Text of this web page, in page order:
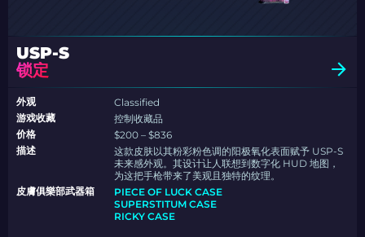
USP-S
锁定
外观
Classified
游戏收藏
控制收藏品
价格
$200 – $836
描述
这款皮肤以其粉彩粉色调的阳极氧化表面赋予 USP-S
未来感外观。其设计让人联想到数字化 HUD 地图，
为这把手枪带来了美观且独特的纹理。
皮膚俱樂部武器箱
PIECE OF LUCK CASE
SUPERSTITUM CASE
RICKY CASE